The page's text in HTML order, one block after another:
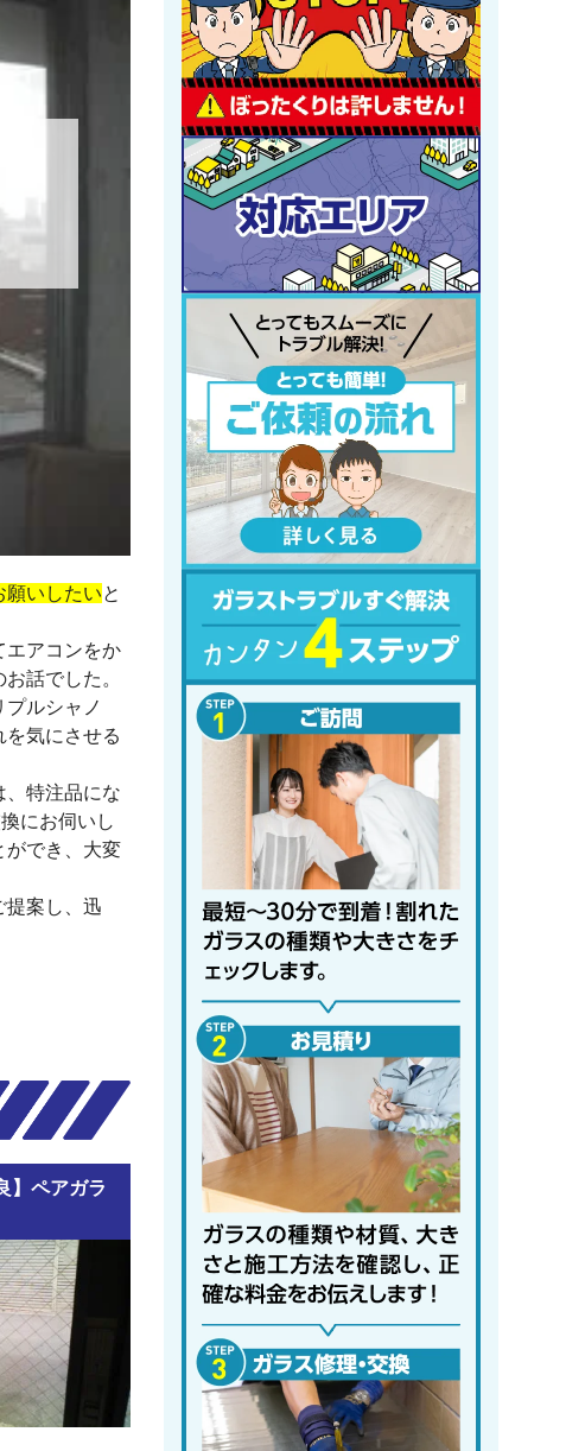
願いしたいと
エアコンをか
話でした。
ルシャノ
気にさせる
、特注品にな
にお伺いし
ができ、大変
提案し、迅
】ペアガラ